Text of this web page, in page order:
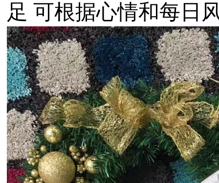
足 可根据心情和每日